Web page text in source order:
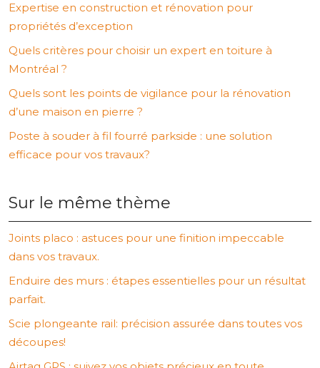
Expertise en construction et rénovation pour
propriétés d’exception
Quels critères pour choisir un expert en toiture à
Montréal ?
Quels sont les points de vigilance pour la rénovation
d’une maison en pierre ?
Poste à souder à fil fourré parkside : une solution
efficace pour vos travaux?
Sur le même thème
Joints placo : astuces pour une finition impeccable
dans vos travaux.
Enduire des murs : étapes essentielles pour un résultat
parfait.
Scie plongeante rail: précision assurée dans toutes vos
découpes!